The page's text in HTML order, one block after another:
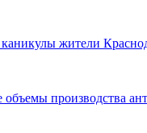
жители
производства